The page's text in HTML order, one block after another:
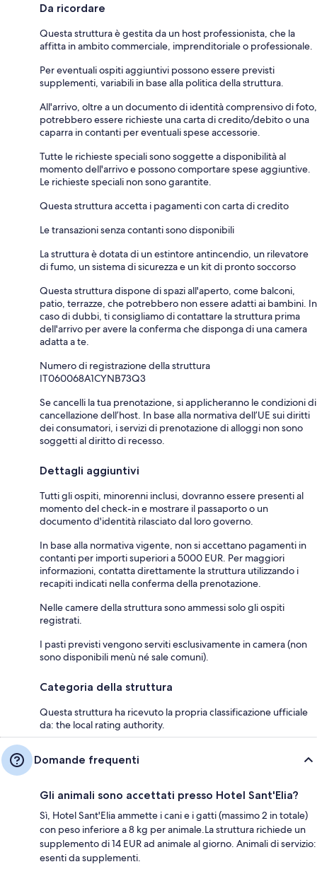
Da ricordare
Questa struttura è gestita da un host professionista, che la
affitta in ambito commerciale, imprenditoriale o professionale.
Per eventuali ospiti aggiuntivi possono essere previsti
supplementi, variabili in base alla politica della struttura.
All'arrivo, oltre a un documento di identità comprensivo di foto,
potrebbero essere richieste una carta di credito/debito o una
caparra in contanti per eventuali spese accessorie.
Tutte le richieste speciali sono soggette a disponibilità al
momento dell'arrivo e possono comportare spese aggiuntive.
Le richieste speciali non sono garantite.
Questa struttura accetta i pagamenti con carta di credito
Le transazioni senza contanti sono disponibili
La struttura è dotata di un estintore antincendio, un rilevatore
di fumo, un sistema di sicurezza e un kit di pronto soccorso
Questa struttura dispone di spazi all'aperto, come balconi,
patio, terrazze, che potrebbero non essere adatti ai bambini. In
caso di dubbi, ti consigliamo di contattare la struttura prima
dell'arrivo per avere la conferma che disponga di una camera
adatta a te.
Numero di registrazione della struttura
IT060068A1CYNB73Q3
Se cancelli la tua prenotazione, si applicheranno le condizioni di
cancellazione dell’host. In base alla normativa dell’UE sui diritti
dei consumatori, i servizi di prenotazione di alloggi non sono
soggetti al diritto di recesso.
Dettagli aggiuntivi
Tutti gli ospiti, minorenni inclusi, dovranno essere presenti al
momento del check-in e mostrare il passaporto o un
documento d'identità rilasciato dal loro governo.
In base alla normativa vigente, non si accettano pagamenti in
contanti per importi superiori a 5000 EUR. Per maggiori
informazioni, contatta direttamente la struttura utilizzando i
recapiti indicati nella conferma della prenotazione.
Nelle camere della struttura sono ammessi solo gli ospiti
registrati.
I pasti previsti vengono serviti esclusivamente in camera (non
sono disponibili menù né sale comuni).
Categoria della struttura
Questa struttura ha ricevuto la propria classificazione ufficiale
da: the local rating authority.
Domande frequenti
Gli animali sono accettati presso Hotel Sant'Elia?
Sì, Hotel Sant'Elia ammette i cani e i gatti (massimo 2 in totale)
con peso inferiore a 8 kg per animale.La struttura richiede un
supplemento di 14 EUR ad animale al giorno. Animali di servizio:
esenti da supplementi.